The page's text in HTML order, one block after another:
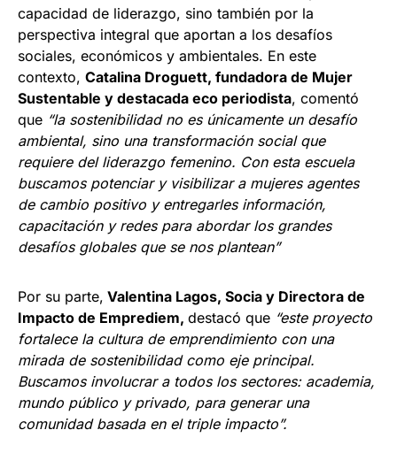
capacidad de liderazgo, sino también por la
perspectiva integral que aportan a los desafíos
sociales, económicos y ambientales. En este
contexto, Catalina Droguett, fundadora de Mujer
Sustentable y destacada eco periodista, comentó
que “la sostenibilidad no es únicamente un desafío
ambiental, sino una transformación social que
requiere del liderazgo femenino. Con esta escuela
buscamos potenciar y visibilizar a mujeres agentes
de cambio positivo y entregarles información,
capacitación y redes para abordar los grandes
desafíos globales que se nos plantean”
Por su parte, Valentina Lagos, Socia y Directora de
Impacto de Emprediem, destacó que “este proyecto
fortalece la cultura de emprendimiento con una
mirada de sostenibilidad como eje principal.
Buscamos involucrar a todos los sectores: academia,
mundo público y privado, para generar una
comunidad basada en el triple impacto”.